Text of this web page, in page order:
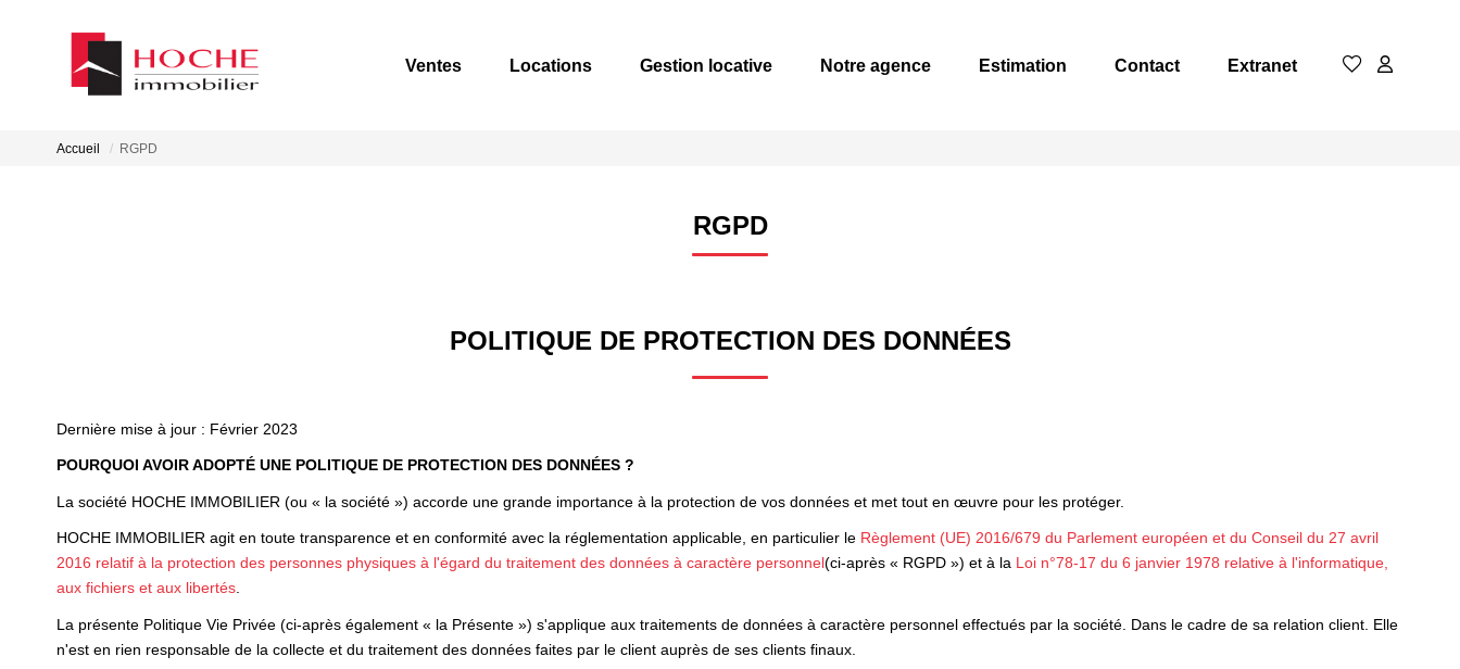
Ventes Locations Gestion locative Notre agence Estimation Contact Extranet
Accueil RGPD
RGPD
POLITIQUE DE PROTECTION DES DONNÉES
Dernière mise à jour : Février 2023
POURQUOI AVOIR ADOPTÉ UNE POLITIQUE DE PROTECTION DES DONNÉES ?
La société HOCHE IMMOBILIER (ou « la société ») accorde une grande importance à la protection de vos données et met tout en œuvre pour les protéger.
HOCHE IMMOBILIER agit en toute transparence et en conformité avec la réglementation applicable, en particulier le Règlement (UE) 2016/679 du Parlement européen et du Conseil du 27 avril
2016 relatif à la protection des personnes physiques à l'égard du traitement des données à caractère personnel(ci-après « RGPD ») et à la Loi n°78-17 du 6 janvier 1978 relative à l'informatique,
aux fichiers et aux libertés
La présente Politique Vie Privée (ci-après également « la Présente ») s'applique aux traitements de données à caractère personnel effectués par la société. Dans le cadre de sa relation client. Elle
n'est en rien responsable de la collecte et du traitement des données faites par le client auprès de ses clients finaux.